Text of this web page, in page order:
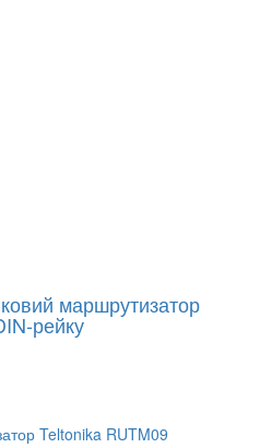
маршрутизатор
рейку